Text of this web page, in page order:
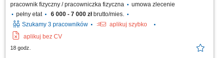
pracownik fizyczny / pracowniczka fizyczna
umowa zlecenie
pełny etat
6 000 - 7 000 złbrutto/mies.
Szukamy 3 pracowników
aplikuj szybko
aplikuj bez CV
18 godz.